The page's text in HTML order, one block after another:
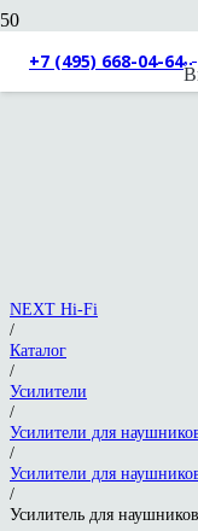
+7 (495) 668-04-64
NEXT Hi-Fi
/
Каталог
/
Усилители
/
Усилители для
/
Усилители для
/
Усилитель для